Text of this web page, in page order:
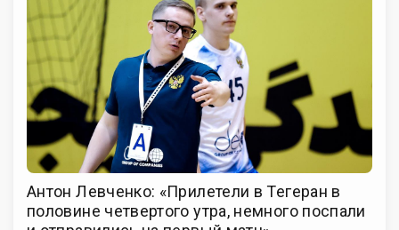
Антон Левченко: «Прилетели в Тегеран в
половине четвертого утра, немного поспали